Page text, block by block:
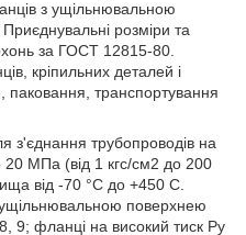
з ущільнювальною
розміри та
за ГОСТ 12815-80.
кріпильних деталей і
паковання, транспортування
з'єднання трубопроводів на
МПа (від 1 кгс/см2 до 200
від -70 °C до +450 С.
поверхнею
9; фланці на високий тиск Ру